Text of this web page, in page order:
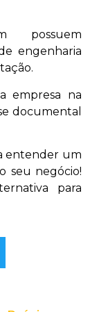
possuem
engenharia
empresa na
documental
entender um
seu negócio!
para